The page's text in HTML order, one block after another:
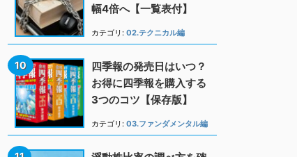
幅4倍へ【一覧表付】
カテゴリ: 02.テクニカル編
四季報の発売日はいつ？
お得に四季報を購入する
3つのコツ【保存版】
カテゴリ: 03.ファンダメンタル編